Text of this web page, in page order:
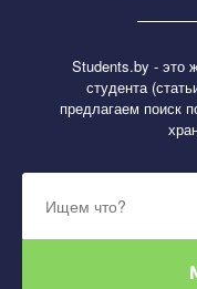
Students.by - это
студента
предлагаем поиск